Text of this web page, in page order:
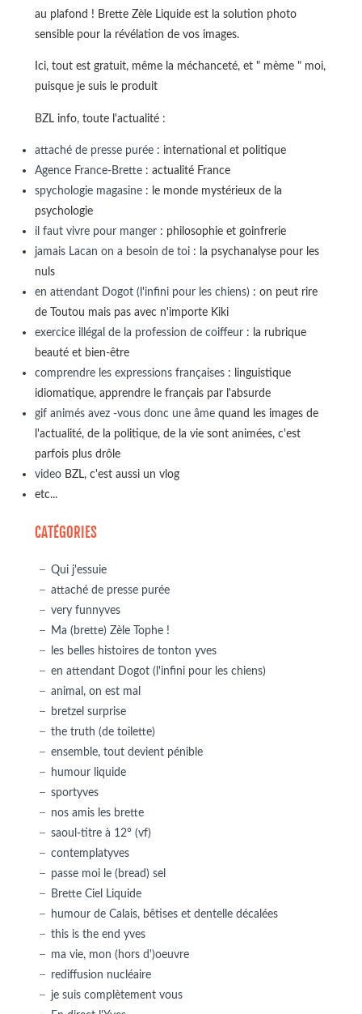
au plafond ! Brette Zèle Liquide est la solution photo
sensible pour la révélation de vos images.
Ici, tout est gratuit, même la méchanceté, et " mème " moi,
puisque je suis le produit
BZL info, toute l'actualité :
attaché de presse purée: international et politique
Agence France-Brette: actualité France
spychologie magasine: le monde mystérieux de la
psychologie
il faut vivre pour manger: philosophie et goinfrerie
jamais Lacan on a besoin de toi: la psychanalyse pour les
nuls
en attendant Dogot (l'infini pour les chiens): on peut rire
de Toutou mais pas avec n'importe Kiki
exercice illégal de la profession de coiffeur: la rubrique
beauté et bien-être
comprendre les expressions françaises: linguistique
idiomatique, apprendre le français par l'absurde
gif animés avez -vous donc une âmequand les images de
l'actualité, de la politique, de la vie sont animées, c'est
parfois plus drôle
videoBZL, c'est aussi un vlog
etc...
CATÉGORIES
Qui j'essuie
attaché de presse purée
very funnyves
Ma (brette) Zèle Tophe !
les belles histoires de tonton yves
en attendant Dogot (l'infini pour les chiens)
animal, on est mal
bretzel surprise
the truth (de toilette)
ensemble, tout devient pénible
humour liquide
sportyves
nos amis les brette
saoul-titre à 12° (vf)
contemplatyves
passe moi le (bread) sel
Brette Ciel Liquide
humour de Calais, bêtises et dentelle décalées
this is the end yves
ma vie, mon (hors d')oeuvre
rediffusion nucléaire
je suis complètement vous